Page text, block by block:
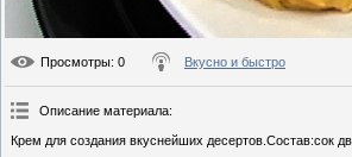
Просмотры: 0 Вкусно и быстро
Описание материала:
Крем для создания вкуснейших десертов.Состав:сок